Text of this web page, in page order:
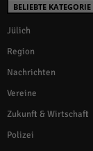
BELIEBTE KATEGORIE
Jülich
Region
Nachrichten
Vereine
Zukunft & Wirtschaft
Polizei